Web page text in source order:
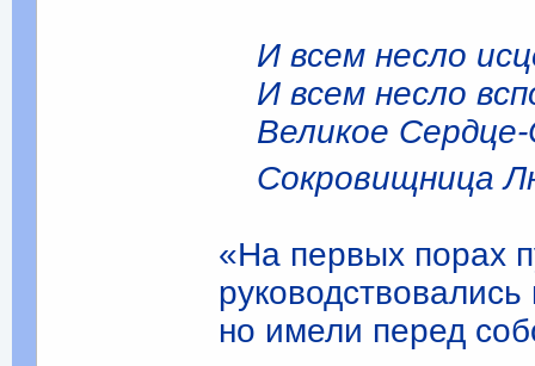
И всем несло
И всем несло
Великое Сердце-
Сокровищница
«На первых порах
но имели перед